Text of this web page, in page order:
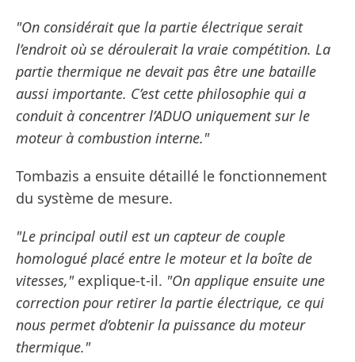
"On considérait que la partie électrique serait
l’endroit où se déroulerait la vraie compétition. La
partie thermique ne devait pas être une bataille
aussi importante. C’est cette philosophie qui a
conduit à concentrer l’ADUO uniquement sur le
moteur à combustion interne."
Tombazis a ensuite détaillé le fonctionnement
du système de mesure.
"Le principal outil est un capteur de couple
homologué placé entre le moteur et la boîte de
vitesses,"explique-t-il. "On applique ensuite une
correction pour retirer la partie électrique, ce qui
nous permet d’obtenir la puissance du moteur
thermique."